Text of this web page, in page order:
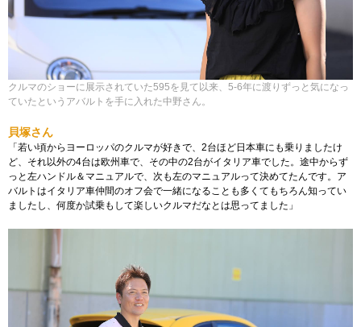
クルマのショーに展示されていた595を見て以来、5-6年に渡りずっと気になっ
ていたというアバルトを手に入れた中野さん。
貝塚さん
「若い頃からヨーロッパのクルマが好きで、2台ほど日本車にも乗りましたけ
ど、それ以外の4台は欧州車で、その中の2台がイタリア車でした。途中からず
っと左ハンドル＆マニュアルで、次も左のマニュアルって決めてたんです。ア
バルトはイタリア車仲間のオフ会で一緒になることも多くてもちろん知ってい
ましたし、何度か試乗もして楽しいクルマだなとは思ってました」